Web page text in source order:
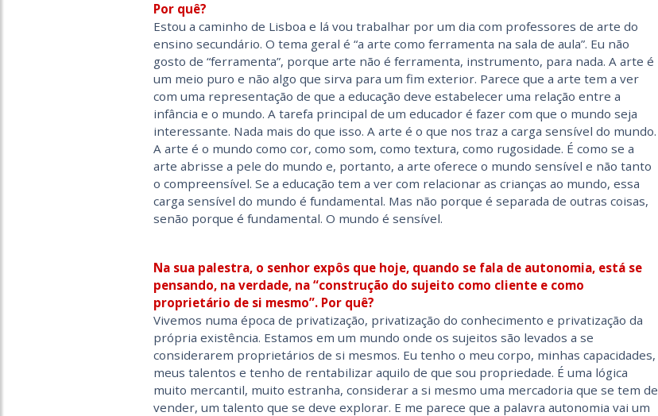
Por quê?
Estou a caminho de Lisboa e lá vou trabalhar por um dia com professores de arte do
ensino secundário. O tema geral é “a arte como ferramenta na sala de aula”. Eu não
gosto de “ferramenta”, porque arte não é ferramenta, instrumento, para nada. A arte é
um meio puro e não algo que sirva para um fim exterior. Parece que a arte tem a ver
com uma representação de que a educação deve estabelecer uma relação entre a
infância e o mundo. A tarefa principal de um educador é fazer com que o mundo seja
interessante. Nada mais do que isso. A arte é o que nos traz a carga sensível do mundo.
A arte é o mundo como cor, como som, como textura, como rugosidade. É como se a
arte abrisse a pele do mundo e, portanto, a arte oferece o mundo sensível e não tanto
o compreensível. Se a educação tem a ver com relacionar as crianças ao mundo, essa
carga sensível do mundo é fundamental. Mas não porque é separada de outras coisas,
senão porque é fundamental. O mundo é sensível.
Na sua palestra, o senhor expôs que hoje, quando se fala de autonomia, está se
pensando, na verdade, na “construção do sujeito como cliente e como
proprietário de si mesmo”. Por quê?
Vivemos numa época de privatização, privatização do conhecimento e privatização da
própria existência. Estamos em um mundo onde os sujeitos são levados a se
considerarem proprietários de si mesmos. Eu tenho o meu corpo, minhas capacidades,
meus talentos e tenho de rentabilizar aquilo de que sou propriedade. É uma lógica
muito mercantil, muito estranha, considerar a si mesmo uma mercadoria que se tem de
vender, um talento que se deve explorar. E me parece que a palavra autonomia vai um